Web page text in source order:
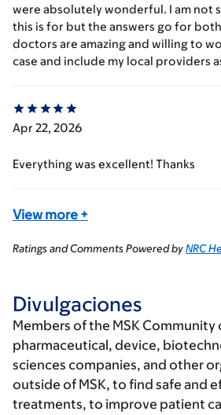
were absolutely wonderful. I am not
this is for but the answers go for
doctors are amazing and willing to
case and include my local providers
Apr 22, 2026
Everything was excellent! Thanks
View more +
Ratings and Comments Powered byNRC
Divulgaciones
Members of the MSK
pharmaceutical, device,
sciences companies, and other
outside of MSK, to find safe and
treatments, to improve patient